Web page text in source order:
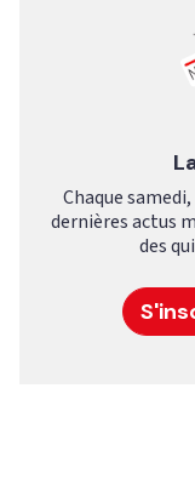
Chaque
dernières actus
des